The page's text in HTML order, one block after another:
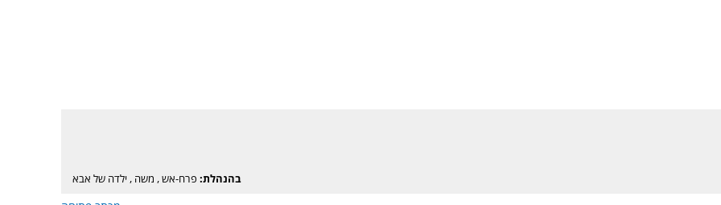
בהנהלת: פרח-אש, משה , ילדה של אבא